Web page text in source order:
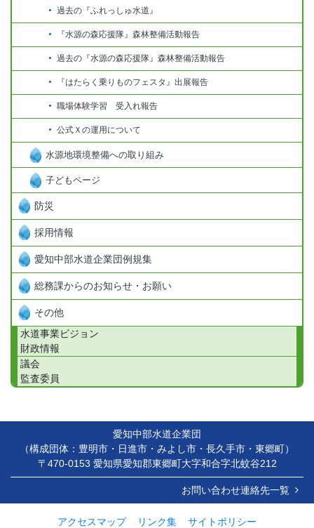
過去の『ふれっしゅ水道』
『水源の森応援隊』森林整備活動報告
過去の『水源の森応援隊』森林整備活動報告
『はたらく乗りものフェスタ』出展報告
職場体験学習 受入れ報告
公式Ｘの運用について
水源地環境整備への取り組み
子どもページ
防災
採用情報
愛知中部水道企業団例規集
総務課からのお知らせ・お願い
その他
水道事業ビジョン
財政情報
議会
監査委員
愛知中部水道企業団
（構成団体：豊明市・日進市・みよし市・長久手市・東郷町）
〒470-0153 愛知県愛知郡東郷町大字和合字北蚊谷212
お問い合わせ連絡先一覧
アクセスマップ リンク集 サイトポリシー